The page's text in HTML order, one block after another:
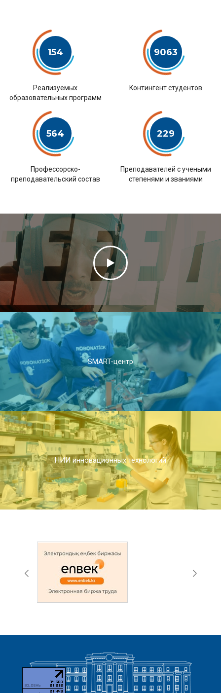
154
Pеализуемых
образовательных программ
9063
Kонтингент студентов
564
Профессорско-
преподавательский состав
229
Преподавателей с учеными
степенями и званиями
SMART-центр
НИИ инновационных технологий